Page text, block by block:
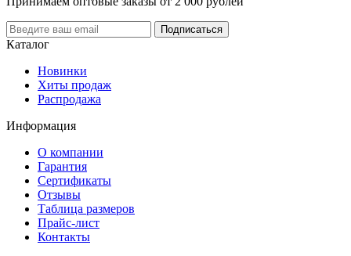
Каталог
Новинки
Хиты продаж
Распродажа
Информация
О компании
Гарантия
Сертификаты
Отзывы
Таблица размеров
Прайс-лист
Контакты